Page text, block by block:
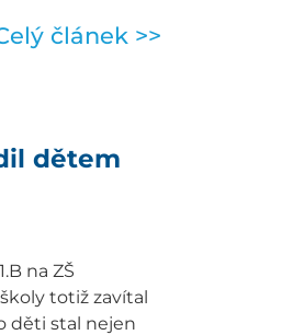
článek >>
dětem
na ZŠ
totiž zavítal
děti stal nejen